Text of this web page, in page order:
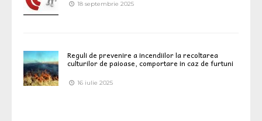
18 septembrie 2025
Reguli de prevenire a incendiilor la recoltarea
culturilor de paioase, comportare in caz de furtuni
16 iulie 2025